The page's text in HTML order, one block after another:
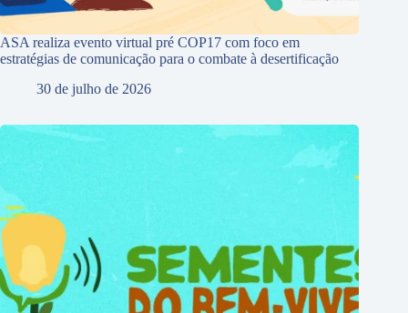
ASA realiza evento virtual pré COP17 com foco em
estratégias de comunicação para o combate à desertificação
30 de julho de 2026